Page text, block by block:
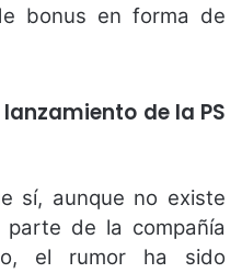
bonus en forma de
de la PS
sí, aunque no existe
parte de la compañía
el rumor ha sido